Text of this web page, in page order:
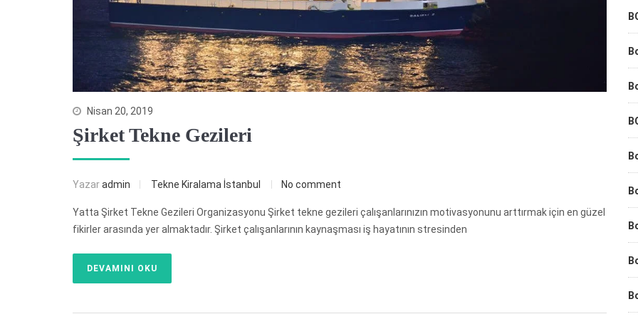
Nisan 20, 2019
Şirket Tekne Gezileri
Yazaradmin Tekne Kiralama İstanbul No comment
Yatta Şirket Tekne Gezileri Organizasyonu Şirket tekne gezileri çalışanlarınızın motivasyonunu arttırmak için en güzel
fikirler arasında yer almaktadır. Şirket çalışanlarının kaynaşması iş hayatının stresinden
DEVAMINI OKU